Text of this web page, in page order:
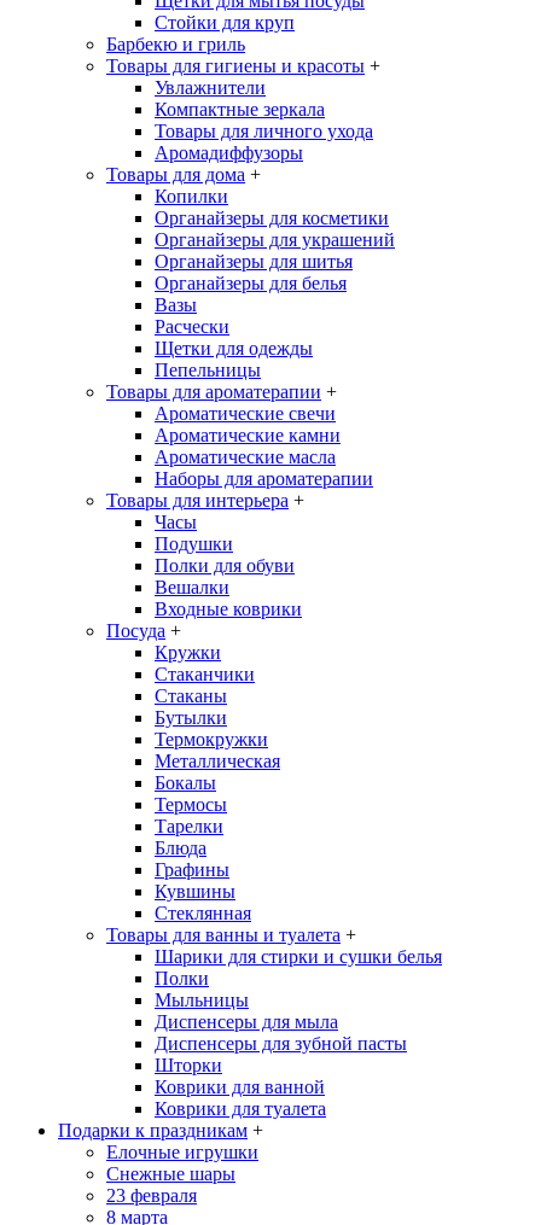
Стойки для круп
Барбекю и гриль
Товары для гигиены и красоты +
Увлажнители
Компактные зеркала
Товары для личного ухода
Аромадиффузоры
Товары для дома +
Копилки
Органайзеры для косметики
Органайзеры для украшений
Органайзеры для шитья
Органайзеры для белья
Вазы
Расчески
Щетки для одежды
Пепельницы
Товары для ароматерапии +
Ароматические свечи
Ароматические камни
Ароматические масла
Наборы для ароматерапии
Товары для интерьера +
Часы
Подушки
Полки для обуви
Вешалки
Входные коврики
Посуда +
Кружки
Стаканчики
Стаканы
Бутылки
Термокружки
Металлическая
Бокалы
Термосы
Тарелки
Блюда
Графины
Кувшины
Стеклянная
Товары для ванны и туалета +
Шарики для стирки и сушки белья
Полки
Мыльницы
Диспенсеры для мыла
Диспенсеры для зубной пасты
Шторки
Коврики для ванной
Коврики для туалета
Подарки к праздникам +
Елочные игрушки
Снежные шары
23 февраля
8 марта